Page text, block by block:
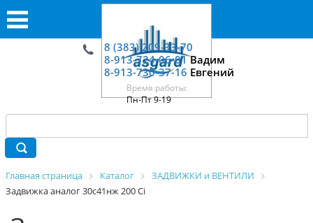
8 (383) 209-33-70
8-913-724-06-01Вадим
8-913-730-37-16 Евгений
Время работы:
Пн-Пт 9-19
Главная страница Каталог
ЗАДВИЖКИ и ВЕНТИЛИ
Задвижка аналог 30с41нж 200 Ci